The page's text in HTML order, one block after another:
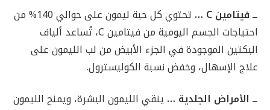
ــ فيتامينC
…
تحتوي كل حبة ليمون على حوالي 140% من
احتياجات الجسم اليومية من فيتامين C، تُساعد ألياف
البكتين الموجودة في الجزء الأبيض من لب الليمون على
علاج الإسهال، وخفض نسبة الكوليسترول.
ــ الأمراض الجلدية … ينقي الليمون البشرة، ويمنح الليمون